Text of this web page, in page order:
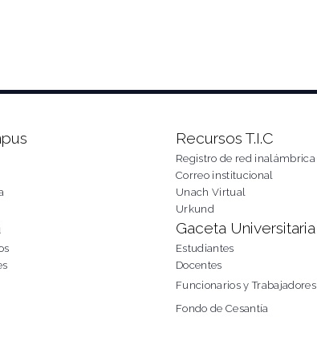
Recursos T.I.C
Registro de red inalámbrica
Correo institucional
Unach Virtual
Urkund
Gaceta Universitaria
Estudiantes
Docentes
Funcionarios y Trabajadores
Fondo de Cesantía